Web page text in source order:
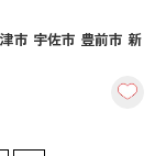
市 宇佐市 豊前市 新